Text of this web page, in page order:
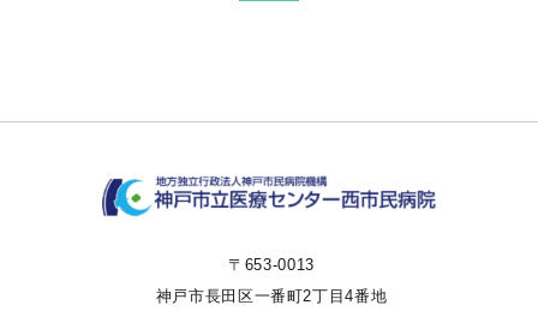
〒653-0013
神戸市長田区一番町2丁目4番地